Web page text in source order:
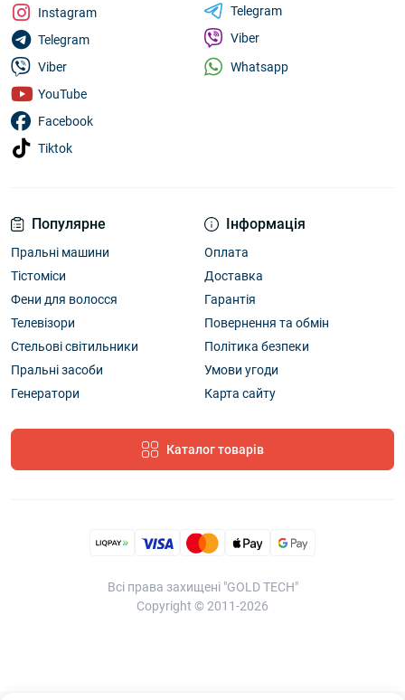
Популярне
Пральні машини
Тістоміси
Фени для волосся
Телевізори
Стельові світильники
Пральні засоби
Генератори
Інформація
Оплата
Доставка
Гарантія
Повернення та обмін
Політика безпеки
Умови угоди
Карта сайту
Каталог товарів
Instagram
Telegram
Viber
YouTube
Facebook
Tiktok
Telegram
Viber
Whatsapp
Всі права захищені "GOLD TECH"
Copyright © 2011-2026